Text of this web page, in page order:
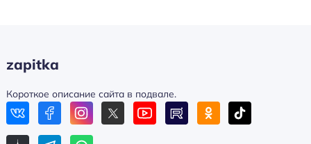
zapitka
Короткое описание сайта в подвале.